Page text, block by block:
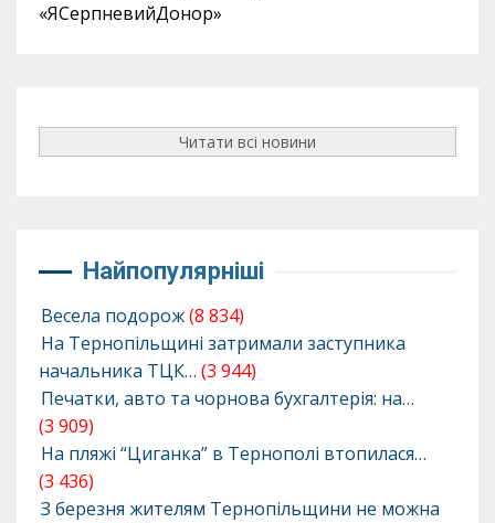
«ЯСерпневийДонор»
Читати всі новини
Найпопулярніші
Весела подорож(8 834)
На Тернопільщині затримали заступника
начальника ТЦК… (3 944)
Печатки, авто та чорнова бухгалтерія: на…
(3 909)
На пляжі “Циганка” в Тернополі втопилася…
(3 436)
З березня жителям Тернопільщини не можна